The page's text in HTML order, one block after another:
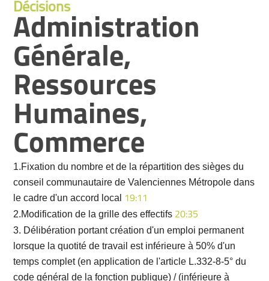
Décisions
Administration
Générale,
Ressources
Humaines,
Commerce
1.Fixation du nombre et de la répartition des sièges du
conseil communautaire de Valenciennes Métropole dans
le cadre d'un accord local
19:11
2.Modification de la grille des effectifs 20:35
3. Délibération portant création d'un emploi permanent
lorsque la quotité de travail est inférieure à 50% d'un
temps complet (en application de l'article L.332-8-5° du
code général de la fonction publique) / (inférieure à